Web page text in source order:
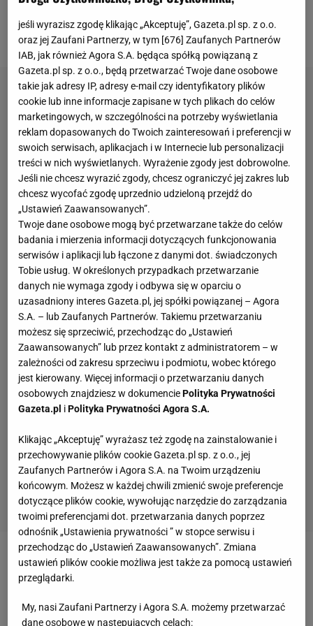
spotkaniu zachowała się z wielką klasą.
Zobacz wideoŻelazny: Strzał desperacji
Wiśniewskiego przypudrował rzeczywistość
jeśli wyrazisz zgodę klikając „Akceptuję”, Gazeta.pl sp. z o.o.
oraz jej Zaufani Partnerzy, w tym [676] Zaufanych Partnerów
IAB, jak również Agora S.A. będąca spółką powiązaną z
Gazeta.pl sp. z o.o., będą przetwarzać Twoje dane osobowe
takie jak adresy IP, adresy e-mail czy identyfikatory plików
cookie lub inne informacje zapisane w tych plikach do celów
marketingowych, w szczególności na potrzeby wyświetlania
reklam dopasowanych do Twoich zainteresowań i preferencji w
swoich serwisach, aplikacjach i w Internecie lub personalizacji
treści w nich wyświetlanych. Wyrażenie zgody jest dobrowolne.
Jeśli nie chcesz wyrazić zgody, chcesz ograniczyć jej zakres lub
chcesz wycofać zgodę uprzednio udzieloną przejdź do
„Ustawień Zaawansowanych”.
Twoje dane osobowe mogą być przetwarzane także do celów
badania i mierzenia informacji dotyczących funkcjonowania
serwisów i aplikacji lub łączone z danymi dot. świadczonych
Tobie usług. W określonych przypadkach przetwarzanie
danych nie wymaga zgody i odbywa się w oparciu o
uzasadniony interes Gazeta.pl, jej spółki powiązanej – Agora
S.A. – lub Zaufanych Partnerów. Takiemu przetwarzaniu
możesz się sprzeciwić, przechodząc do „Ustawień
Zaawansowanych” lub przez kontakt z administratorem – w
zależności od zakresu sprzeciwu i podmiotu, wobec którego
jest kierowany. Więcej informacji o przetwarzaniu danych
osobowych znajdziesz w dokumenciePolityka Prywatności
Gazeta.pl iPolityka Prywatności Agora S.A.
Klikając „Akceptuję” wyrażasz też zgodę na zainstalowanie i
przechowywanie plików cookie Gazeta.pl sp. z o.o., jej
Zaufanych Partnerów i Agora S.A. na Twoim urządzeniu
końcowym. Możesz w każdej chwili zmienić swoje preferencje
dotyczące plików cookie, wywołując narzędzie do zarządzania
twoimi preferencjami dot. przetwarzania danych poprzez
odnośnik „Ustawienia prywatności ” w stopce serwisu i
przechodząc do „Ustawień Zaawansowanych”. Zmiana
ustawień plików cookie możliwa jest także za pomocą ustawień
przeglądarki.
My, nasi Zaufani Partnerzy i Agora S.A. możemy przetwarzać
dane osobowe w następujących celach: